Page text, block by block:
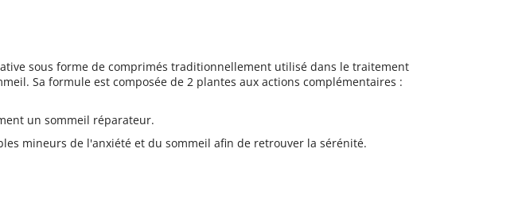
sous forme de comprimés traditionnellement utilisé dans le traitement
Sa formule est composée de 2 plantes aux actions complémentaires :
un sommeil réparateur.
mineurs de l'anxiété et du sommeil afin de retrouver la sérénité.